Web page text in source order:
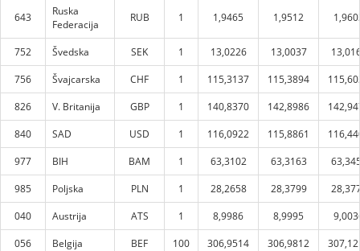
643
Ruska
Federacija
RUB 1 1,9465 1,9512
752 Švedska SEK 1 13,0226 13,0037
756
Švajcarska CHF 1 115,3137 115,3894
826
V. Britanija GBP 1 140,8370 142,8986
840
SAD USD 1 116,0922 115,8861
977
BIH BAM 1 63,3102 63,3163
985
Poljska PLN 1 28,2658 28,3799
040
Austrija ATS 1 8,9986 8,9995
056
Belgija BEF 100 306,9514 306,9812